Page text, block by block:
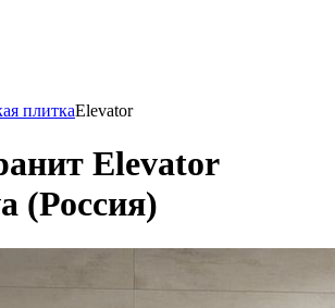
плиткаElevator
Elevator
(Россия)